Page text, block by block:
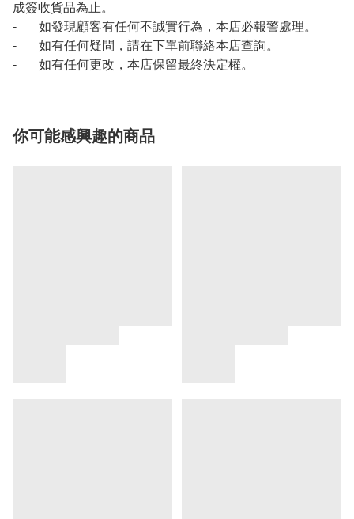
成簽收貨品為止。
- 如發現顧客有任何不誠實行為，本店必報警處理。
- 如有任何疑問，請在下單前聯絡本店查詢。
- 如有任何更改，本店保留最終決定權。
你可能感興趣的商品